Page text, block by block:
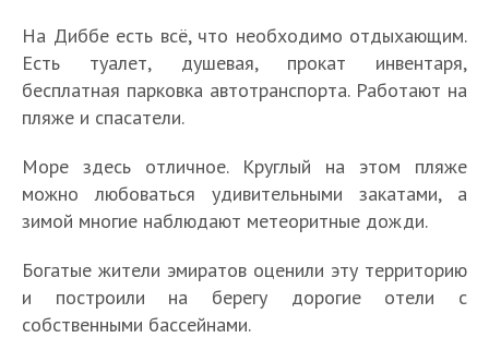
На Диббе есть всё, что необходимо отдыхающим.
Есть туалет, душевая, прокат инвентаря,
бесплатная парковка автотранспорта. Работают на
пляже и спасатели.
Море здесь отличное. Круглый на этом пляже
можно любоваться удивительными закатами, а
зимой многие наблюдают метеоритные дожди.
Богатые жители эмиратов оценили эту территорию
и построили на берегу дорогие отели с
собственными бассейнами.